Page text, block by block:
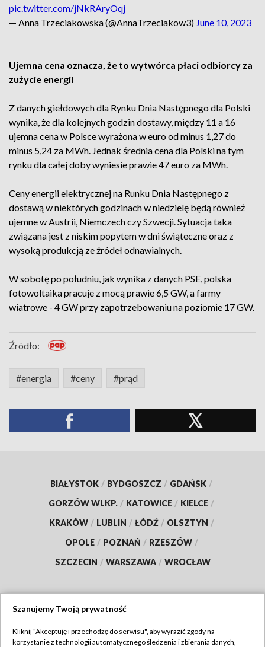
pic.twitter.com/jNkRAryOqj
— Anna Trzeciakowska (@AnnaTrzeciakow3) June 10, 2023
Ujemna cena oznacza, że to wytwórca płaci odbiorcy za
zużycie energii
Z danych giełdowych dla Rynku Dnia Następnego dla Polski
wynika, że dla kolejnych godzin dostawy, między 11 a 16
ujemna cena w Polsce wyrażona w euro od minus 1,27 do
minus 5,24 za MWh. Jednak średnia cena dla Polski na tym
rynku dla całej doby wyniesie prawie 47 euro za MWh.
Ceny energii elektrycznej na Runku Dnia Następnego z
dostawą w niektórych godzinach w niedzielę będą również
ujemne w Austrii, Niemczech czy Szwecji. Sytuacja taka
związana jest z niskim popytem w dni świąteczne oraz z
wysoką produkcją ze źródeł odnawialnych.
W sobotę po południu, jak wynika z danych PSE, polska
fotowoltaika pracuje z mocą prawie 6,5 GW, a farmy
wiatrowe - 4 GW przy zapotrzebowaniu na poziomie 17 GW.
Źródło:
#energia #ceny #prąd
BIAŁYSTOK / BYDGOSZCZ / GDAŃSK /
GORZÓW WLKP. / KATOWICE / KIELCE /
KRAKÓW / LUBLIN / ŁÓDŹ / OLSZTYN /
OPOLE / POZNAŃ / RZESZÓW /
SZCZECIN / WARSZAWA / WROCŁAW
Szanujemy Twoją prywatność
Kliknij "Akceptuję i przechodzę do serwisu", aby wyrazić zgody na
korzystanie z technologii automatycznego śledzenia i zbierania danych,